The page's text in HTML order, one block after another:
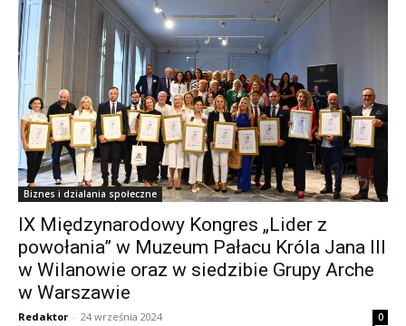
Biznes i dzialania społeczne
IX Międzynarodowy Kongres „Lider z
powołania” w Muzeum Pałacu Króla Jana III
w Wilanowie oraz w siedzibie Grupy Arche
w Warszawie
Redaktor - 24 września 2024 0